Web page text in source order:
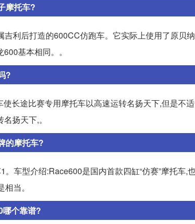
摩托车?
吉利后打造的600CC仿跑车。它实际上使用了原贝
基本相同。。
?
长途比赛专用摩托车以高速运转名扬天下,但是不
扬天下,。
的摩托车?
。车型介绍:Race600是国内首款四缸“仿赛”摩托车
当。
哪个靠谱?